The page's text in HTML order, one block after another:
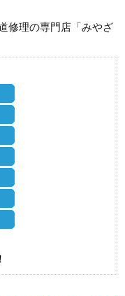
修理の専門店「みやざ